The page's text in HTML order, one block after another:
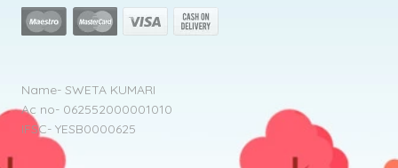
Name- SWETA KUMARI
Ac no- 062552000001010
IFSC- YESB0000625